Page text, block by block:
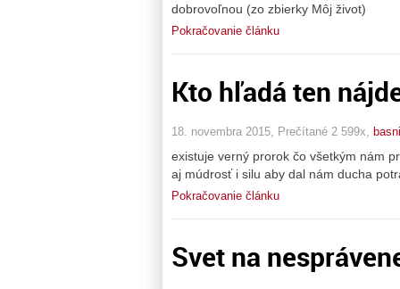
dobrovoľnou (zo zbierky Môj život)
Pokračovanie článku
Kto hľadá ten
18. novembra 2015, Prečítané 2 599x,
existuje verný prorok čo všetkým nám
aj múdrosť i silu aby dal nám ducha
Pokračovanie článku
Svet na